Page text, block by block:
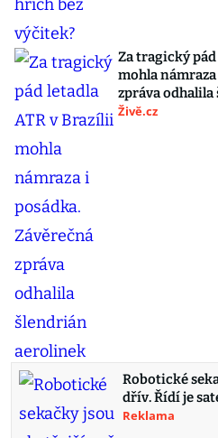
Za tragický
mohla
zpráva
Živě.cz
Robotické
dřív. Řídí je
Reklama